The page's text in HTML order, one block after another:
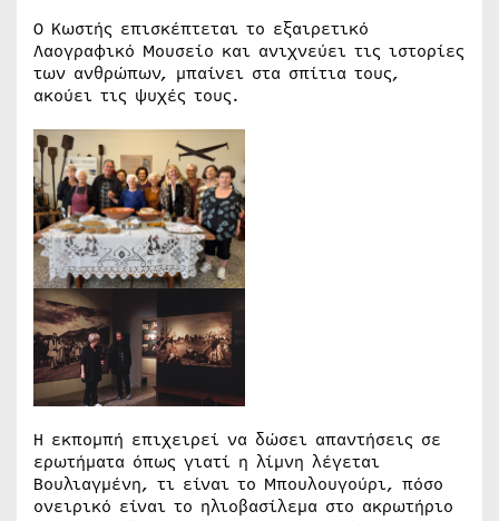
Ο Κωστής επισκέπτεται το εξαιρετικό
Λαογραφικό Μουσείο και ανιχνεύει τις ιστορίες
των ανθρώπων, μπαίνει στα σπίτια τους,
ακούει τις ψυχές τους.
Η εκπομπή επιχειρεί να δώσει απαντήσεις σε
ερωτήματα όπως γιατί η λίμνη λέγεται
Βουλιαγμένη, τι είναι το Μπουλουγούρι, πόσο
ονειρικό είναι το ηλιοβασίλεμα στο ακρωτήριο